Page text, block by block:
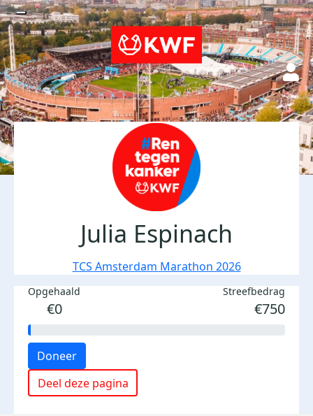
Julia Espinach
TCS Amsterdam Marathon 2026
Opgehaald
€0
Streefbedrag
€750
Doneer
Deel deze pagina